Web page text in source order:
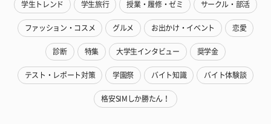
学生トレンド 学生旅行 授業・履修・ゼミ サークル・部活
ファッション・コスメ グルメ お出かけ・イベント 恋愛
診断 特集 大学生インタビュー 奨学金
テスト・レポート対策 学園祭 バイト知識 バイト体験談
格安SIMしか勝たん！